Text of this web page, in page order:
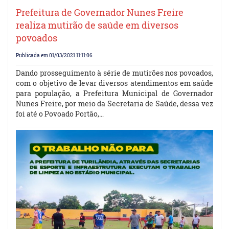
Prefeitura de Governador Nunes Freire
realiza mutirão de saúde em diversos
povoados
Publicada em 01/03/2021 11:11:06
Dando prosseguimento à série de mutirões nos povoados,
com o objetivo de levar diversos atendimentos em saúde
para população, a Prefeitura Municipal de Governador
Nunes Freire, por meio da Secretaria de Saúde, dessa vez
foi até o Povoado Portão,…